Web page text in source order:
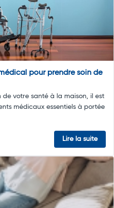
pour prendre soin de
de votre santé à la maison, il est
médicaux essentiels à portée
Lire la suite